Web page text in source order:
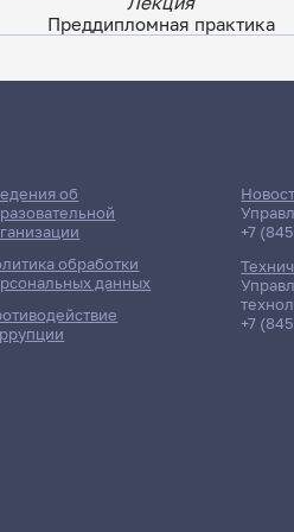
Преддипломная практика
сессии:
Заочная форма
об
обработки
данных
+7
+7